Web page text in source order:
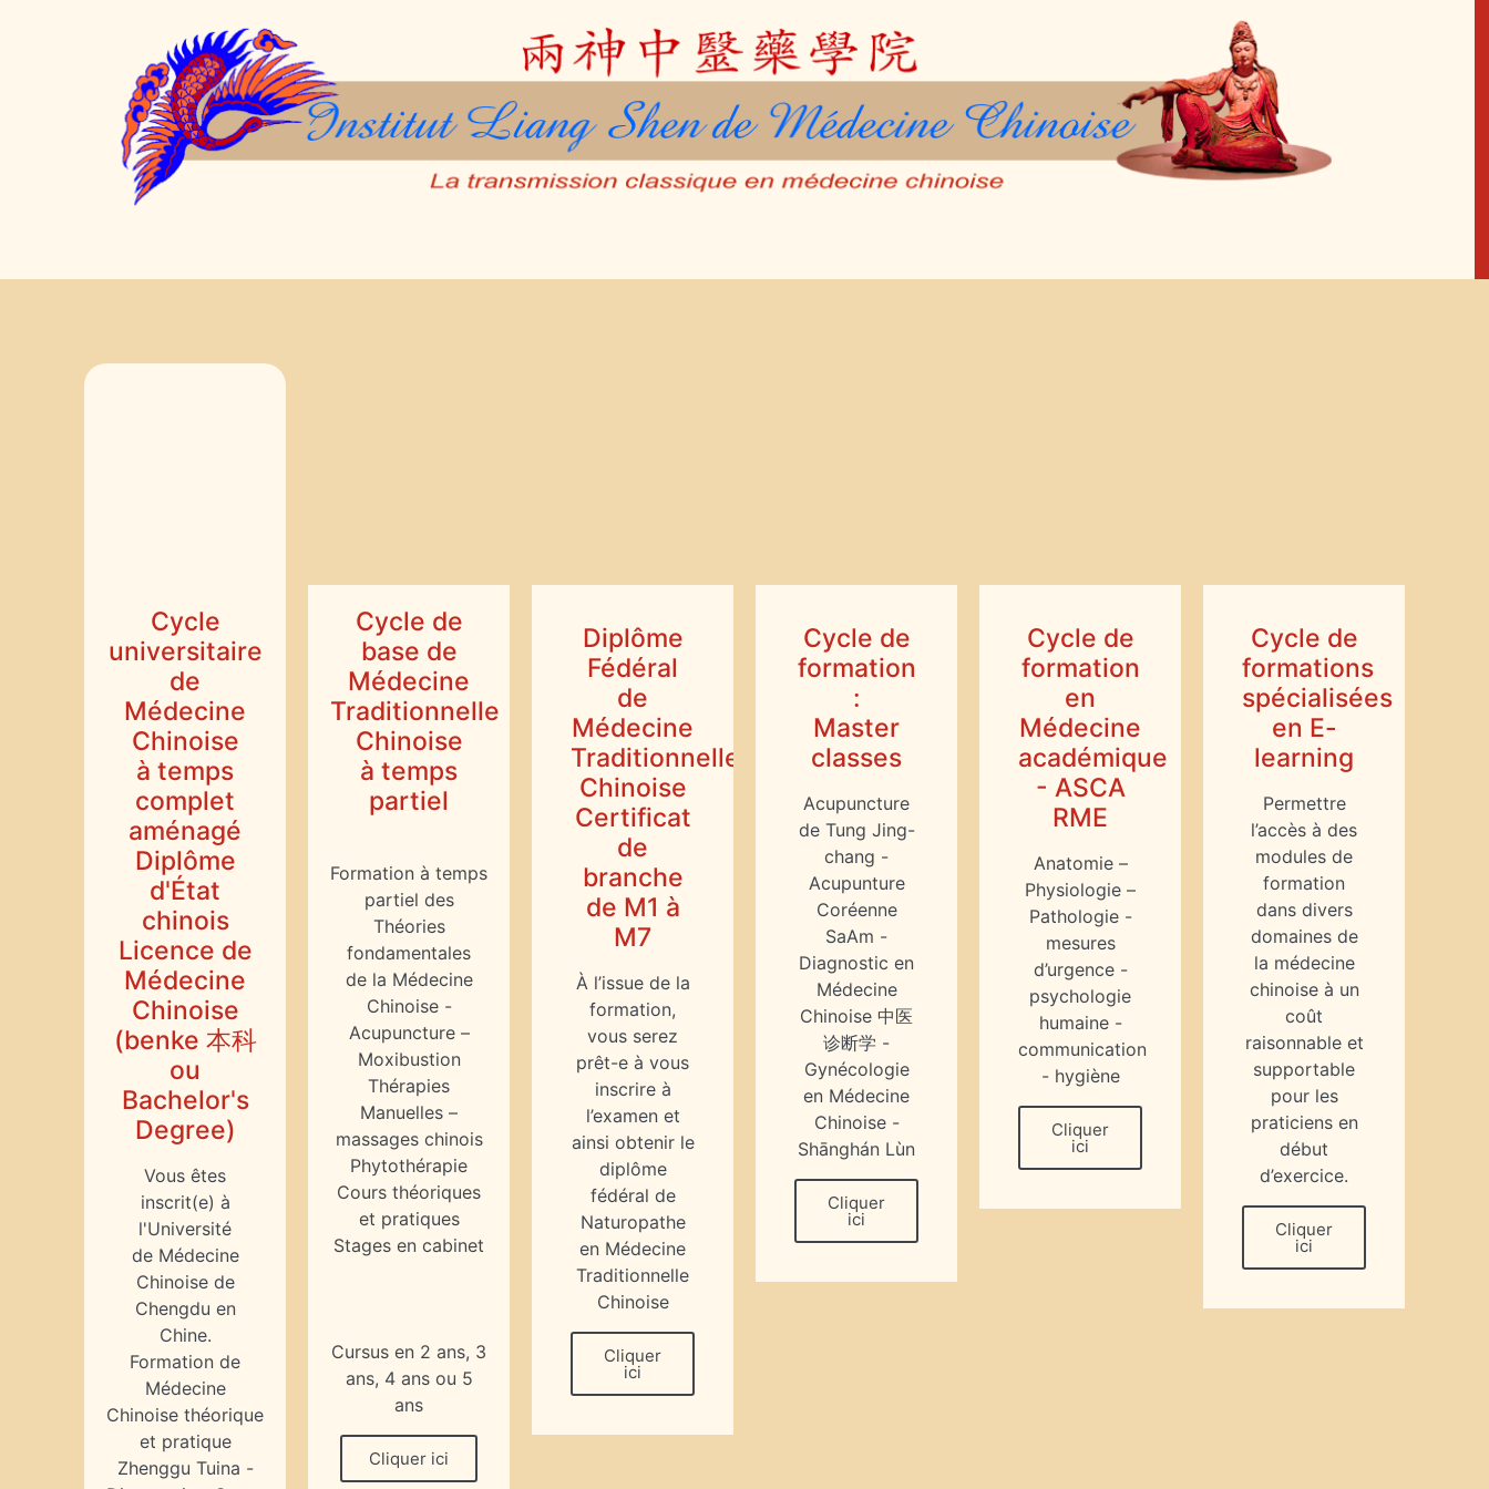
Cycle
universitaire
de
Médecine
Chinoise
à temps
complet
aménagé
Diplôme
d'État
chinois
Licence de
Médecine
Chinoise
(benke 本科
ou
Bachelor's
Degree)
Vous êtes
inscrit(e) à
l'Université
de Médecine
Chinoise de
Chengdu en
Chine.
Formation de
Médecine
Chinoise théorique
et pratique
Zhenggu Tuina -
Cycle de
base de
Médecine
Traditionnelle
Chinoise
à temps
partiel
Formation à temps
partiel des
Théories
fondamentales
de la Médecine
Chinoise -
Acupuncture –
Moxibustion
Thérapies
Manuelles –
massages chinois
Phytothérapie
Cours théoriques
et pratiques
Stages en cabinet
Cursus en 2 ans, 3
ans, 4 ans ou 5
ans
Cliquer ici
Diplôme
Fédéral
de
Médecine
Traditionnelle
Chinoise
Certificat
de
branche
de M1 à
M7
À l’issue de la
formation,
vous serez
prêt-e à vous
inscrire à
l’examen et
ainsi obtenir le
diplôme
fédéral de
Naturopathe
en Médecine
Traditionnelle
Chinoise
Cliquer
ici
Cycle de
formation
:
Master
classes
Acupuncture
de Tung Jing-
chang -
Acupunture
Coréenne
SaAm -
Diagnostic en
Médecine
Chinoise 中医
诊断学 -
Gynécologie
en Médecine
Chinoise -
Shānghán Lùn
Cliquer
ici
Cycle de
formation
en
Médecine
académique
- ASCA
RME
Anatomie –
Physiologie –
Pathologie -
mesures
d’urgence -
psychologie
humaine -
communication
- hygiène
Cliquer
ici
Cycle de
formations
spécialisées
en E-
learning
Permettre
l’accès à des
modules de
formation
dans divers
domaines de
la médecine
chinoise à un
coût
raisonnable et
supportable
pour les
praticiens en
début
d’exercice.
Cliquer
ici